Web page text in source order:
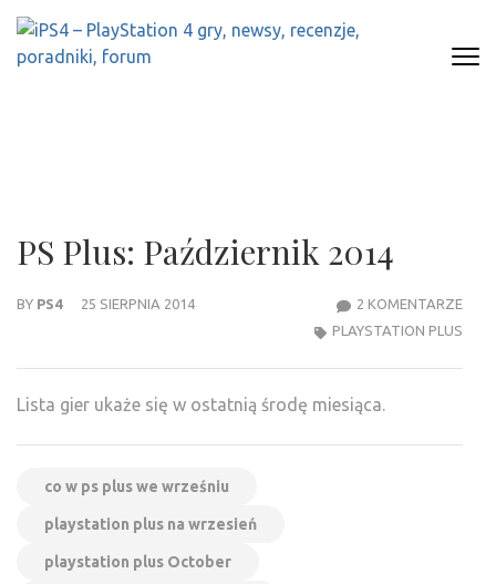
Skip
content
PS Plus: Październik 2014
BY PS4 25 SIERPNIA 2014 2 KOMENTARZEDO
PLAYSTATION PLUS
Lista gier ukaże się w ostatnią środę miesiąca.
co w ps plus we wrześniu
playstation plus na wrzesień
playstation plus October